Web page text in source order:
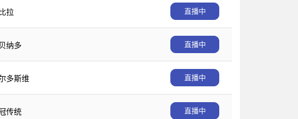
拉 直播中
纳多 直播中
多斯维 直播中
传统 直播中